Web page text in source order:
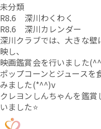
未分類
R8.6 深川わくわく
R8.6 深川カレンダー
深川クラブでは、大きな
映し、
映画鑑賞会を行いました
ポップコーンとジュースを
みました(*^^)v
クレヨンしんちゃんを鑑
いました⭐